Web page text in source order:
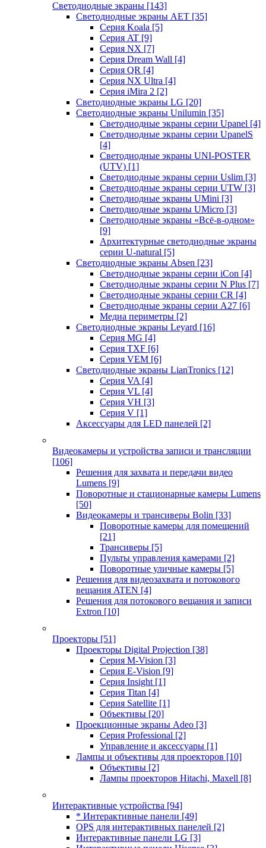
Светодиодные экраны [143]
Светодиодные экраны AET [35]
Cерия Koala [5]
Серия AT [9]
Серия NX [7]
Серия Dream Wall [4]
Серия QR [4]
Серия NX Ultra [4]
Серия iMira 2 [2]
Светодиодные экраны LG [20]
Светодиодные экраны Unilumin [35]
Светодиодные экраны серии Upanel [4]
Светодиодные экраны серии UpanelS
[4]
Светодиодные экраны UNI-POSTER
(UTV) [1]
Светодиодные экраны серии Uslim [3]
Светодиодные экраны серии UTW [3]
Светодиодные экраны UMini [3]
Светодиодные экраны UMicro [3]
Светодиодные экраны «Всё-в-одном»
[9]
Архитектурные светодиодные экраны
серии U-natural [5]
Светодиодные экраны Absen [23]
Светодиодные экраны серии iCon [4]
Светодиодные экраны серии N Plus [7]
Светодиодные экраны серии CR [4]
Светодиодные экраны серии А27 [6]
Медиа периметры [2]
Светодиодные экраны Leyard [16]
Серия MG [4]
Серия TXF [6]
Серия VEM [6]
Светодиодные экраны LianTronics [12]
Серия VA [4]
Серия VL [4]
Серия VH [3]
Серия V [1]
Аксессуары для LED панелей [2]
Видеокамеры и устройства записи и трансляции
[106]
Решения для захвата и передачи видео
Lumens [9]
Поворотные и стационарные камеры Lumens
[50]
Видеокамеры и трансиверы Bolin [33]
Поворотные камеры для помещений
[21]
Трансиверы [5]
Пульты управления камерами [2]
Поворотные уличные камеры [5]
Решения для видеозахвата и потокового
вещания ATEN [4]
Решения для потокового вещания и записи
Extron [10]
Проекторы [51]
Проекторы Digital Projection [38]
Серия M-Vision [3]
Серия E-Vision [9]
Серия Insight [1]
Серия Titan [4]
Серия Satellite [1]
Объективы [20]
Проекционные экраны Adeo [3]
Серия Professional [2]
Управление и аксессуары [1]
Лампы и объективы для проекторов [10]
Объективы [2]
Лампы проекторов Hitachi, Maxell [8]
Интерактивные устройства [94]
* Интерактивные панели [49]
OPS для интерактивных панелей [2]
Интерактивные панели LG [3]